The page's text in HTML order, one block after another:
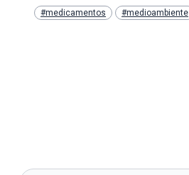
#medicamentos #medioambiente